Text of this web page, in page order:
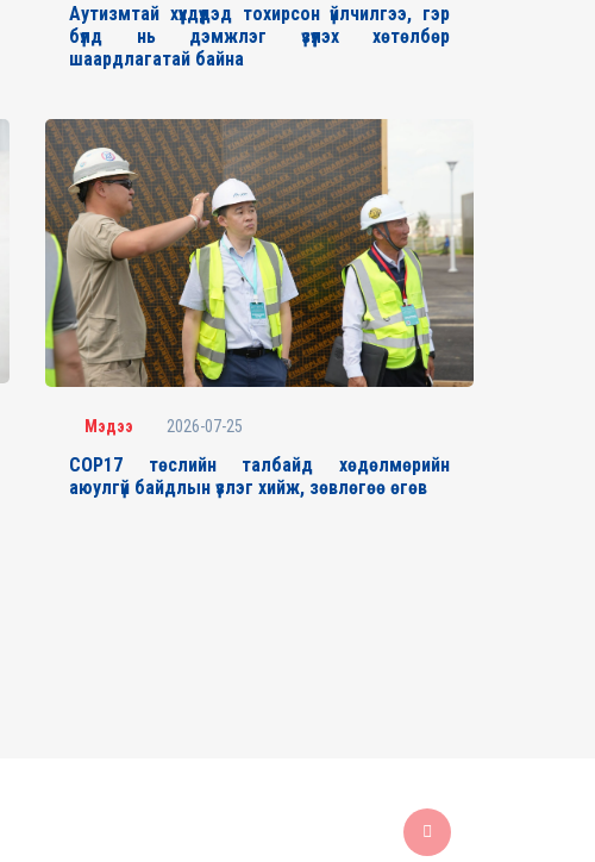
Аутизмтай хүүхдүүдэд тохирсон үйлчилгээ, гэр
бүлд нь дэмжлэг үзүүлэх хөтөлбөр
шаардлагатай байна
Мэдээ 2026-07-25
COP17 төслийн талбайд хөдөлмөрийн
аюулгүй байдлын үзлэг хийж, зөвлөгөө өгөв